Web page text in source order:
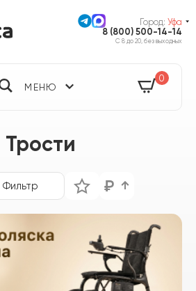
Город:Уфа
8 (800) 500-14-14
С 8 до 20, без выходных
МЕНЮ
0
Трости
Фильтр